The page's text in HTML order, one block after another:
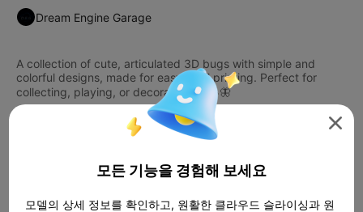
Dream Engine Garage
A collection of cute, articulated 3D bugs with simple and
colorful designs, made for easy FDM printing. Perfect for
articulated
팔로

모든 기능을 경험해 보세요
모델의 상세 정보를 확인하고, 원활한 클라우드 슬라이싱과 원